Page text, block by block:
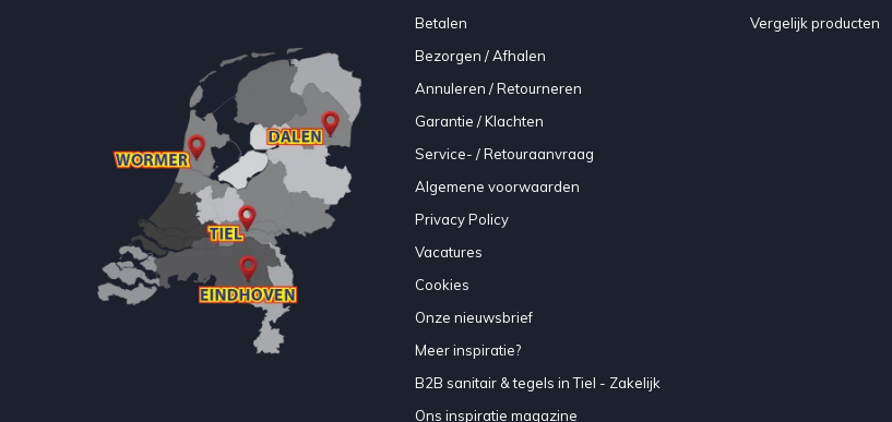
Betalen
Bezorgen / Afhalen
Annuleren / Retourneren
Garantie / Klachten
Service- / Retouraanvraag
Algemene voorwaarden
Privacy Policy
Vacatures
Cookies
Onze nieuwsbrief
Meer inspiratie?
B2B sanitair & tegels in Tiel - Zakelijk
Ons inspiratie magazine
Vergelijk producten